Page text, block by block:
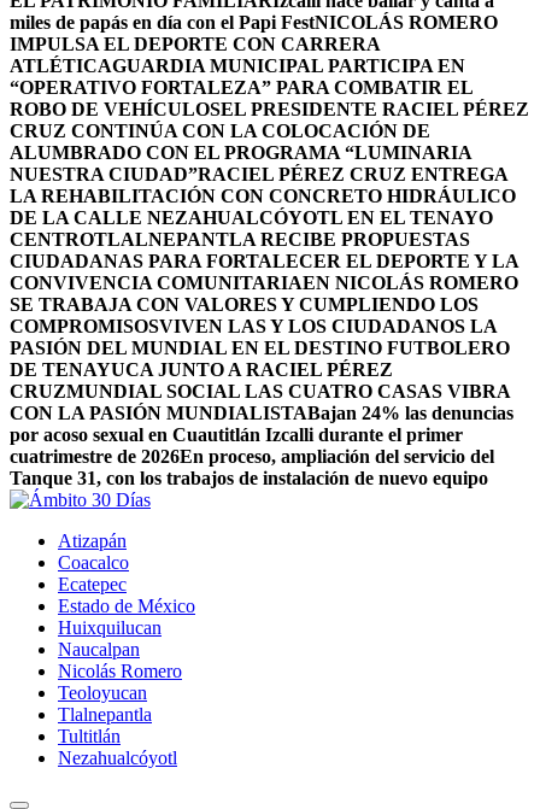
miles de papás en día con el Papi FestNICOLÁS ROMERO
IMPULSA EL DEPORTE CON CARRERA
ATLÉTICAGUARDIA MUNICIPAL PARTICIPA EN
“OPERATIVO FORTALEZA” PARA COMBATIR EL
ROBO DE VEHÍCULOSEL PRESIDENTE RACIEL PÉREZ
CRUZ CONTINÚA CON LA COLOCACIÓN DE
ALUMBRADO CON EL PROGRAMA “LUMINARIA
NUESTRA CIUDAD”RACIEL PÉREZ CRUZ ENTREGA
LA REHABILITACIÓN CON CONCRETO HIDRÁULICO
DE LA CALLE NEZAHUALCÓYOTL EN EL TENAYO
CENTROTLALNEPANTLA RECIBE PROPUESTAS
CIUDADANAS PARA FORTALECER EL DEPORTE Y LA
CONVIVENCIA COMUNITARIAEN NICOLÁS ROMERO
SE TRABAJA CON VALORES Y CUMPLIENDO LOS
COMPROMISOSVIVEN LAS Y LOS CIUDADANOS LA
PASIÓN DEL MUNDIAL EN EL DESTINO FUTBOLERO
DE TENAYUCA JUNTO A RACIEL PÉREZ
CRUZMUNDIAL SOCIAL LAS CUATRO CASAS VIBRA
CON LA PASIÓN MUNDIALISTABajan 24% las denuncias
por acoso sexual en Cuautitlán Izcalli durante el primer
cuatrimestre de 2026En proceso, ampliación del servicio del
Tanque 31, con los trabajos de instalación de nuevo equipo
Atizapán
Coacalco
Ecatepec
Estado de México
Huixquilucan
Naucalpan
Nicolás Romero
Teoloyucan
Tlalnepantla
Tultitlán
Nezahualcóyotl